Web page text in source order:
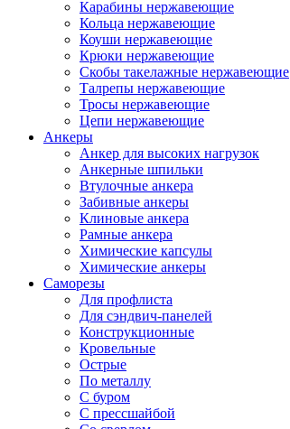
Карабины нержавеющие
Кольца нержавеющие
Коуши нержавеющие
Крюки нержавеющие
Скобы такелажные нержавеющие
Талрепы нержавеющие
Тросы нержавеющие
Цепи нержавеющие
Анкеры
Анкер для высоких нагрузок
Анкерные шпильки
Втулочные анкера
Забивные анкеры
Клиновые анкера
Рамные анкера
Химические капсулы
Химические анкеры
Саморезы
Для профлиста
Для сэндвич-панелей
Конструкционные
Кровельные
Острые
По металлу
С буром
С прессшайбой